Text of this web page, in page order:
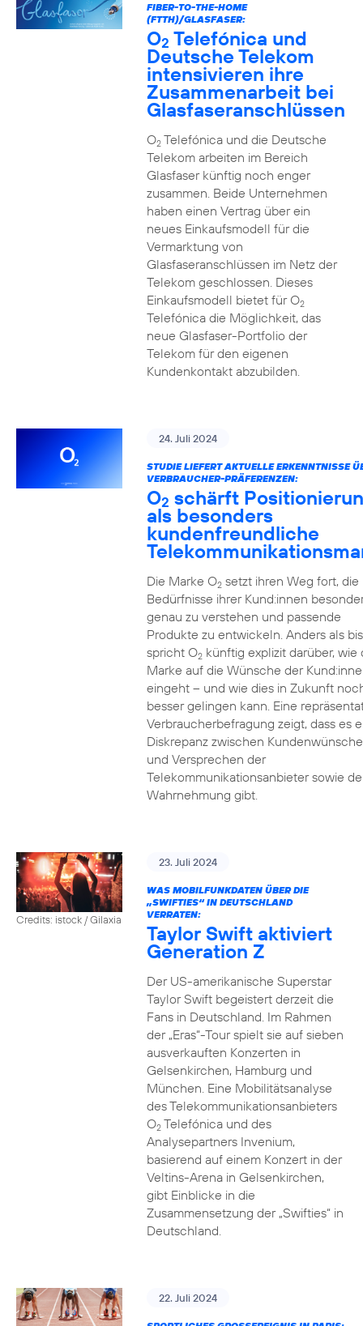
FIBER-TO-THE-HOME
(FTTH)/GLASFASER:
O2 Telefónica und
Deutsche Telekom
intensivieren ihre
Zusammenarbeit bei
Glasfaseranschlüssen
O2Telefónica und die Deutsche
Telekom arbeiten im Bereich
Glasfaser künftig noch enger
zusammen. Beide Unternehmen
haben einen Vertrag über ein
neues Einkaufsmodell für die
Vermarktung von
Glasfaseranschlüssen im Netz der
Telekom geschlossen. Dieses
Einkaufsmodell bietet für O2
Telefónica die Möglichkeit, das
neue Glasfaser-Portfolio der
Telekom für den eigenen
Kundenkontakt abzubilden.
24. Juli 2024
STUDIE LIEFERT AKTUELLE ERKENNTNISSE
VERBRAUCHER-PRÄFERENZEN:
O2 schärft
als besonders
kundenfreundliche
Die Marke O2setzt ihren Weg fort, die
Bedürfnisse ihrer Kund:innen
genau zu verstehen und passende
Produkte zu entwickeln. Anders als
spricht O2künftig explizit darüber, wie
Marke auf die Wünsche der
eingeht – und wie dies in Zukunft
besser gelingen kann. Eine
Verbraucherbefragung zeigt, dass es
Diskrepanz zwischen
und Versprechen der
Telekommunikationsanbieter sowie
Wahrnehmung gibt.
Credits: istock / Gilaxia
23. Juli 2024
WAS MOBILFUNKDATEN ÜBER DIE
„SWIFTIES“ IN DEUTSCHLAND
VERRATEN:
Taylor Swift aktiviert
Generation Z
Der US-amerikanische Superstar
Taylor Swift begeistert derzeit die
Fans in Deutschland. Im Rahmen
der „Eras“-Tour spielt sie auf sieben
ausverkauften Konzerten in
Gelsenkirchen, Hamburg und
München. Eine Mobilitätsanalyse
des Telekommunikationsanbieters
O2Telefónica und des
Analysepartners Invenium,
basierend auf einem Konzert in der
Veltins-Arena in Gelsenkirchen,
gibt Einblicke in die
Zusammensetzung der „Swifties“ in
Deutschland.
22. Juli 2024